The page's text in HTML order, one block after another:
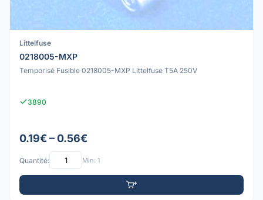
Littelfuse
0218005-MXP
Temporisé Fusible 0218005-MXP Littelfuse T5A 250V
3890
0.19€ – 0.56€
Quantité: Min: 1